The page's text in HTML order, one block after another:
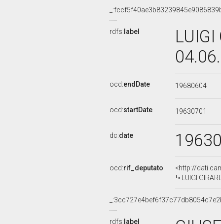
rdfs: label
ocd:endDate 19680604
ocd:startDate 19630701
dc:date
ocd:rif_deputato
<http://
LUIGI
rdfs: label